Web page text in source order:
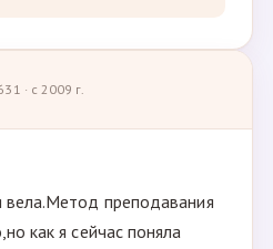
· с 2009 г.
вела.Метод преподавания
как я сейчас поняла